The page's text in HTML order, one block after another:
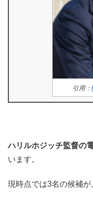
引用：
ハリルホジッチ監督の
います。
現時点では3名の候補が